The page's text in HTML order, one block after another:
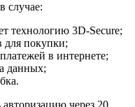
случае:
технологию 3D-Secure;
для покупки;
в интернете;
данных;